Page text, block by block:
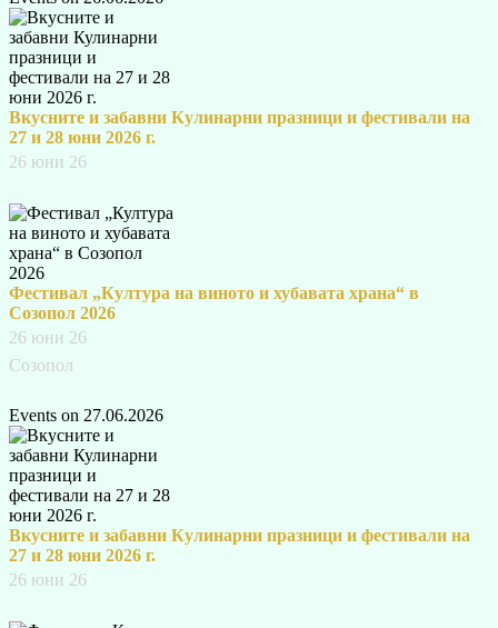
Вкусните и забавни Кулинарни празници и фестивали на
27 и 28 юни 2026 г.
26 юни 26
Фестивал „Култура на виното и хубавата храна“ в
Созопол 2026
26 юни 26
Созопол
Events on 27.06.2026
Вкусните и забавни Кулинарни празници и фестивали на
27 и 28 юни 2026 г.
26 юни 26